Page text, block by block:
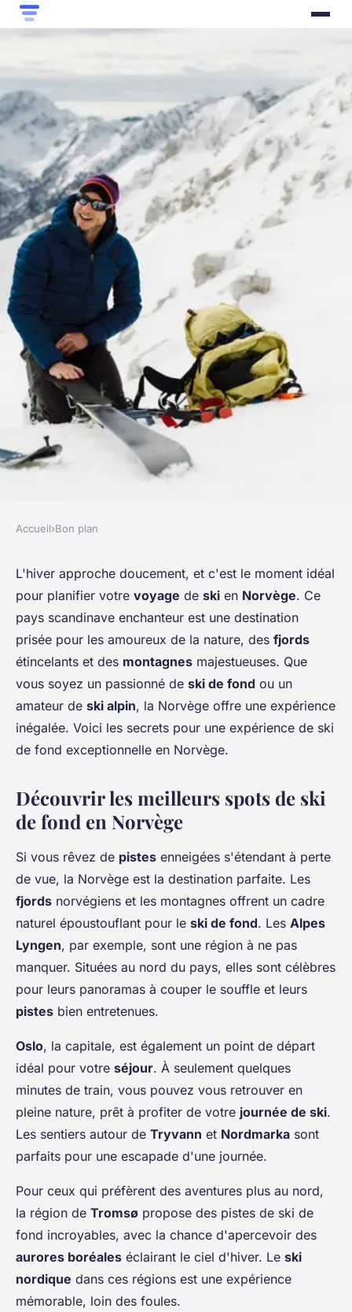
BON PLAN
Quels sont les secrets pour
une expérience de ski de fond
en Norvège?
Sandro•25 juin 2024•5 min de lecture
Accueil›Bon plan
L'hiver approche doucement, et c'est le moment idéal
pour planifier votre voyage de ski en Norvège. Ce
pays scandinave enchanteur est une destination
prisée pour les amoureux de la nature, des fjords
étincelants et des montagnes majestueuses. Que
vous soyez un passionné de ski de fond ou un
amateur de ski alpin, la Norvège offre une expérience
inégalée. Voici les secrets pour une expérience de ski
de fond exceptionnelle en Norvège.
Découvrir les meilleurs spots de ski
de fond en Norvège
Si vous rêvez de pistes enneigées s'étendant à perte
de vue, la Norvège est la destination parfaite. Les
fjords norvégiens et les montagnes offrent un cadre
naturel époustouflant pour le ski de fond. Les Alpes
Lyngen, par exemple, sont une région à ne pas
manquer. Situées au nord du pays, elles sont célèbres
pour leurs panoramas à couper le souffle et leurs
pistes bien entretenues.
Oslo, la capitale, est également un point de départ
idéal pour votre séjour. À seulement quelques
minutes de train, vous pouvez vous retrouver en
pleine nature, prêt à profiter de votre journée de ski.
Les sentiers autour de Tryvann et Nordmarka sont
parfaits pour une escapade d'une journée.
Pour ceux qui préfèrent des aventures plus au nord,
la région de Tromsø propose des pistes de ski de
fond incroyables, avec la chance d'apercevoir des
aurores boréales éclairant le ciel d'hiver. Le ski
nordique dans ces régions est une expérience
mémorable, loin des foules.